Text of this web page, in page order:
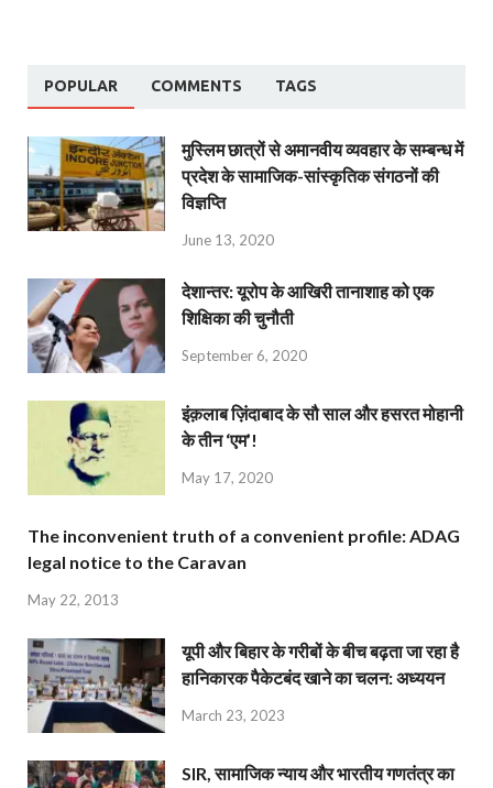
POPULAR COMMENTS TAGS
मुस्लिम छात्रों से अमानवीय व्यवहार के सम्बन्ध में
प्रदेश के सामाजिक-सांस्कृतिक संगठनों की
विज्ञप्ति
June 13, 2020
देशान्‍तर: यूरोप के आखिरी तानाशाह को एक
शिक्षिका की चुनौती
September 6, 2020
इंक़लाब ज़िंदाबाद के सौ साल और हसरत मोहानी
के तीन ‘एम’!
May 17, 2020
The inconvenient truth of a convenient profile: ADAG
legal notice to the Caravan
May 22, 2013
यूपी और बिहार के गरीबों के बीच बढ़ता जा रहा है
हानिकारक पैकेटबंद खाने का चलन: अध्ययन
March 23, 2023
SIR, सामाजिक न्याय और भारतीय गणतंत्र का